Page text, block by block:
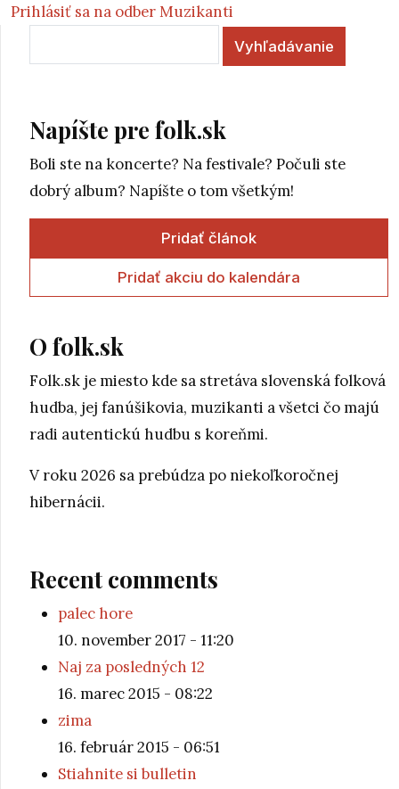
Prihlásiť sa na odber Muzikanti
Napíšte pre folk.sk
Boli ste na koncerte? Na festivale? Počuli ste
dobrý album? Napíšte o tom všetkým!
Pridať článok
Pridať akciu do kalendára
O folk.sk
Folk.sk je miesto kde sa stretáva slovenská folková
hudba, jej fanúšikovia, muzikanti a všetci čo majú
radi autentickú hudbu s koreňmi.
V roku 2026 sa prebúdza po niekoľkoročnej
hibernácii.
Recent comments
palec hore
10. november 2017 - 11:20
Naj za posledných 12
16. marec 2015 - 08:22
zima
16. február 2015 - 06:51
Stiahnite si bulletin